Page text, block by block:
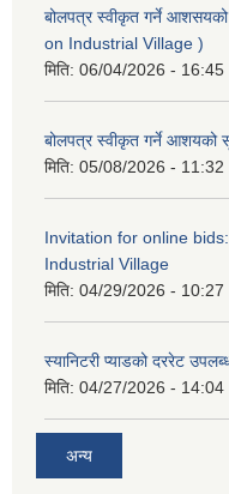
बोलपत्र स्वीकृत गर्ने
on Industrial Village )
मिति: 06/04/2026 - 16:45
बोलपत्र स्वीकृत गर्ने आशयको
मिति: 05/08/2026 - 11:32
Invitation for online
Industrial Village
मिति: 04/29/2026 - 10:27
स्यानिटरी प्याडको दररेट
मिति: 04/27/2026 - 14:04
अन्य